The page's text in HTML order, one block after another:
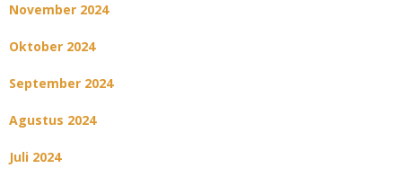
November 2024
Oktober 2024
September 2024
Agustus 2024
Juli 2024